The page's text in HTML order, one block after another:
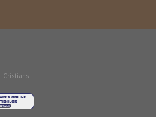
Cristians